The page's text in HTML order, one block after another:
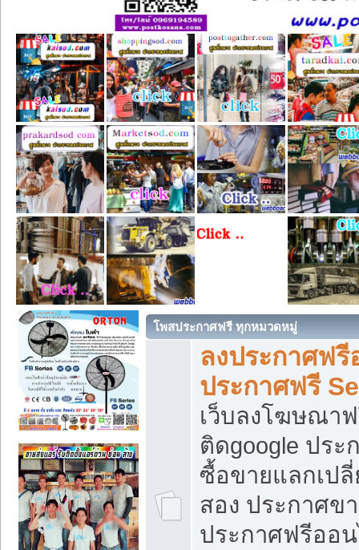
โพสประกาศฟรี ทุกหมวดหมู่
ลงประกาศฟ
ประกาศฟรี
เว็บลงโฆษณา
ติดgoogle ปร
ซื้อขายแลกเป
สอง ประกาศข
ประกาศฟรีออ